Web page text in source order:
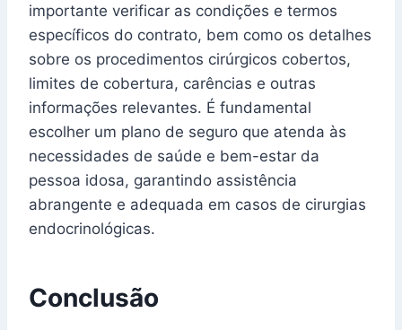
importante verificar as condições e termos
específicos do contrato, bem como os detalhes
sobre os procedimentos cirúrgicos cobertos,
limites de cobertura, carências e outras
informações relevantes. É fundamental
escolher um plano de seguro que atenda às
necessidades de saúde e bem-estar da
pessoa idosa, garantindo assistência
abrangente e adequada em casos de cirurgias
endocrinológicas.
Conclusão